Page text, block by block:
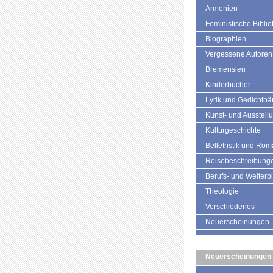
Armenien
Feministische
Biographien
Vergessene Autoren
Bremensien
Kinderbücher
Lyrik und
Kunst- und
Kulturgeschichte
Belletristik und
Berufs- und
Theologie
Verschiedenes
Neuerscheinungen
Neuerscheinungen